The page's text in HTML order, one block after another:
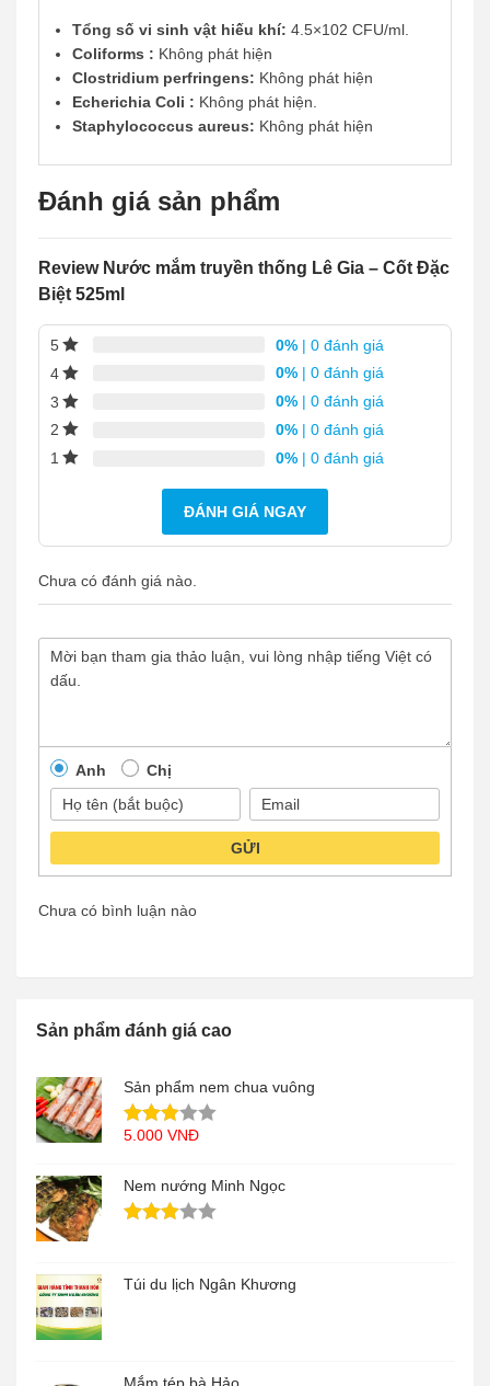
Tổng số vi sinh vật hiếu khí: 4.5×102 CFU/ml.
Coliforms : Không phát hiện
Clostridium perfringens: Không phát hiện
Echerichia Coli : Không phát hiện.
Staphylococcus aureus: Không phát hiện
Đánh giá sản phẩm
Review Nước mắm truyền thống Lê Gia – Cốt Đặc
Biệt 525ml
5 0% | 0 đánh giá
4
0% | 0 đánh giá
3
0% | 0 đánh giá
2
0% | 0 đánh giá
1
0% | 0 đánh giá
ĐÁNH GIÁ NGAY
Chưa có đánh giá nào.
Anh Chị
GỬI
Chưa có bình luận nào
Sản phẩm đánh giá cao
Sản phẩm nem chua vuông
5.000 VNĐ
Nem nướng Minh Ngọc
Túi du lịch Ngân Khương